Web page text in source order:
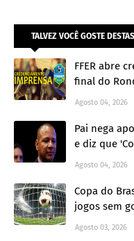
TALVEZ VOCÊ GOSTE
FFER abre
final do
Agosto 04, 2026
Pai nega
e diz que
Agosto 04, 2026
Copa do
jogos sem
Agosto 03, 2026